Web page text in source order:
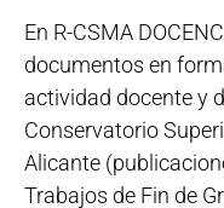
En R-CSMA
documentos en
actividad docente y
Conservatorio
Alicante
Trabajos de Fin de